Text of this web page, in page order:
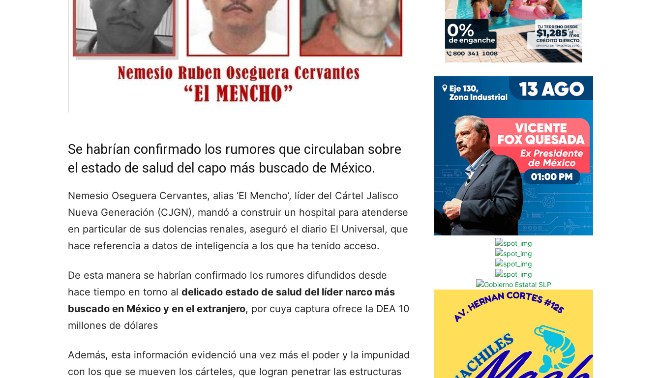
Se habrían confirmado los rumores que circulaban sobre
el estado de salud del capo más buscado de México.
Nemesio Oseguera Cervantes, alias ‘El Mencho’, líder del Cártel Jalisco
Nueva Generación (CJGN), mandó a construir un hospital para atenderse
en particular de sus dolencias renales, aseguró el diario El Universal, que
hace referencia a datos de inteligencia a los que ha tenido acceso.
De esta manera se habrían confirmado los rumores difundidos desde
hace tiempo en torno al delicado estado de salud del líder narco más
buscado en México y en el extranjero, por cuya captura ofrece la DEA 10
millones de dólares
Además, esta información evidenció una vez más el poder y la impunidad
con los que se mueven los cárteles, que logran penetrar las estructuras